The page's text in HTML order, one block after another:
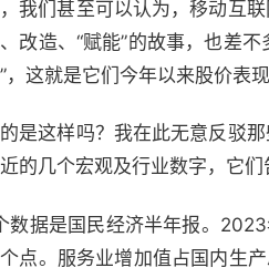
我们甚至可以认为，移动互
改造、“赋能”的故事，也差
，这就是它们今年以来股价表
是这样吗？我在此无意反驳
的几个宏观及行业数字，它们
数据是国民经济半年报。
点。服务业增加值占国内生